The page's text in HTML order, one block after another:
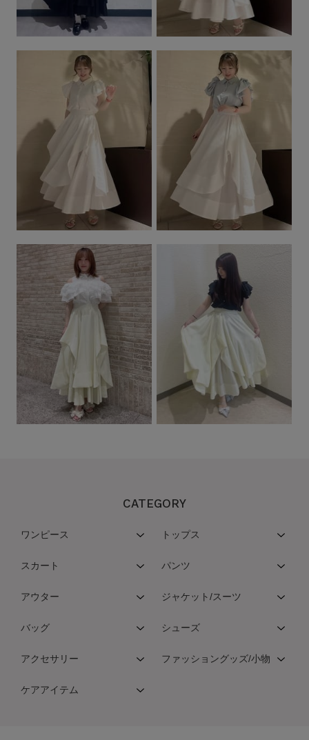
CATEGORY
ワンピース トップス
スカート パンツ
アウター ジャケット/スーツ
バッグ シューズ
アクセサリー ファッショングッズ/小物
ケアアイテム